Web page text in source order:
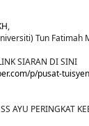
,
Tun Fatimah
SIARAN DI SINI
p/pusat-
AYU PERINGKAT